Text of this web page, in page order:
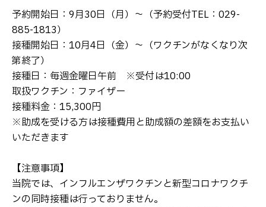
予約開始日：9月30日（月）～（予約受付TEL：029-
885-1813）
接種開始日：10月4日（金）～（ワクチンがなくなり次
第終了）
接種日：毎週金曜日午前 ※受付は10:00
取扱ワクチン：ファイザー
接種料金：15,300円
※助成を受ける方は接種費用と助成額の差額をお支払い
いただきます
【注意事項】
当院では、インフルエンザワクチンと新型コロナワクチ
ンの同時接種は行っておりません。